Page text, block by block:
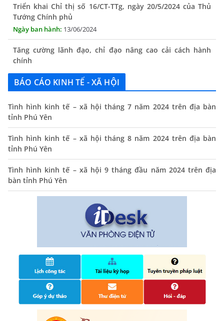
Triển khai Chỉ thị số 16/CT-TTg, ngày 20/5/2024 của Thủ
Tướng Chính phủ
Tăng cường lãnh đạo, chỉ đạo nâng cao cải cách hành
chính
Thông báo lịch tiếp công dân định kỳ của Chủ tịch UBND
01/11/2025
toàn trình trên Hệ thống thông tin giải quyết thủ tục
hành chính tỉnh Phú Yên
14/10/2024
điện tử, khai sinh, cấp thẻ bảo hiểm y tế trẻ em dưới 6
25/06/2024
BÁO CÁO KINH TẾ - XÃ HỘI
Tình hình kinh tế – xã hội tháng 7 năm 2024 trên địa bàn
tỉnh Phú Yên
Tình hình kinh tế – xã hội tháng 8 năm 2024 trên địa bàn
tỉnh Phú Yên
Tình hình kinh tế – xã hội 9 tháng đầu năm 2024 trên địa
bàn tỉnh Phú Yên